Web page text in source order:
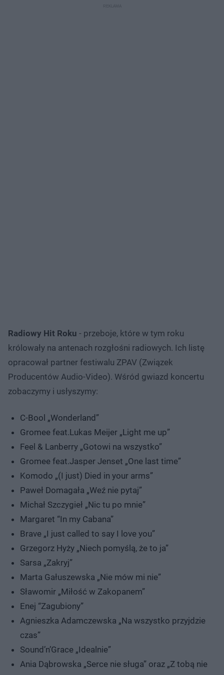
Radiowy Hit Roku - przeboje, które w tym roku
królowały na antenach rozgłośni radiowych. Ich listę
opracował partner festiwalu ZPAV (Związek
Producentów Audio-Video). Wśród gwiazd koncertu
zobaczymy i usłyszymy:
C-Bool „Wonderland”
Gromee feat.Lukas Meijer „Light me up”
Feel & Lanberry „Gotowi na wszystko”
Gromee feat.Jasper Jenset „One last time”
Komodo „(I just) Died in your arms”
Paweł Domagała „Weź nie pytaj”
Michał Szczygieł „Nic tu po mnie”
Margaret “In my Cabana”
Brave „I just called to say I love you”
Grzegorz Hyży „Niech pomyślą, że to ja”
Sarsa „Zakryj”
Marta Gałuszewska „Nie mów mi nie”
Sławomir „Miłość w Zakopanem”
Enej “Zagubiony”
Agnieszka Adamczewska „Na wszystko przyjdzie
czas”
Sound’n’Grace „Idealnie”
Ania Dąbrowska „Serce nie sługa” oraz „Z tobą nie